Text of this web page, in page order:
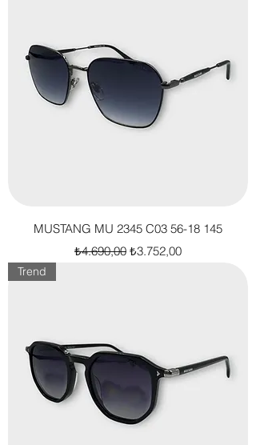
MUSTANG MU 2345 C03 56-18 145
Normal Fiyat
₺4.690,00 İndirimli Fiyat
₺3.752,00
Trend